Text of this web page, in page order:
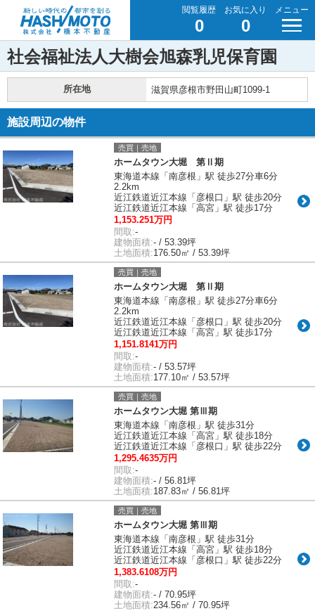
閲覧履歴
0
お気に入り
0
メニュー
社会福祉法人大樹会旭森乳児保育園
所在地 滋賀県彦根市野田山町1099-1
施設周辺の物件
売買｜売地
ホームタウン大堀 第Ⅱ期
東海道本線「南彦根」駅 徒歩27分車6分
2.2km
近江鉄道近江本線「彦根口」駅 徒歩20分
近江鉄道近江本線「高宮」駅 徒歩17分
1,153.251万円
間取:-
建物面積:- / 53.39坪
土地面積:176.50㎡ / 53.39坪
売買｜売地
ホームタウン大堀 第Ⅱ期
東海道本線「南彦根」駅 徒歩27分車6分
2.2km
近江鉄道近江本線「彦根口」駅 徒歩20分
近江鉄道近江本線「高宮」駅 徒歩17分
1,151.8141万円
間取:-
建物面積:- / 53.57坪
土地面積:177.10㎡ / 53.57坪
売買｜売地
ホームタウン大堀 第Ⅲ期
東海道本線「南彦根」駅 徒歩31分
近江鉄道近江本線「高宮」駅 徒歩18分
近江鉄道近江本線「彦根口」駅 徒歩22分
1,295.4635万円
間取:-
建物面積:- / 56.81坪
土地面積:187.83㎡ / 56.81坪
売買｜売地
ホームタウン大堀 第Ⅲ期
東海道本線「南彦根」駅 徒歩31分
近江鉄道近江本線「高宮」駅 徒歩18分
近江鉄道近江本線「彦根口」駅 徒歩22分
1,383.6108万円
間取:-
建物面積:- / 70.95坪
土地面積:234.56㎡ / 70.95坪